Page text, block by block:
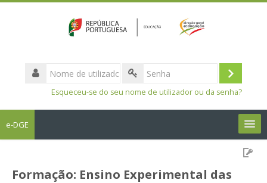
Nome
de
utilizador
Entrar
Esqueceu-se do seu nome de utilizador ou da senha?
e-DGE
Pesquisar
Formação: Ensino Experimental das